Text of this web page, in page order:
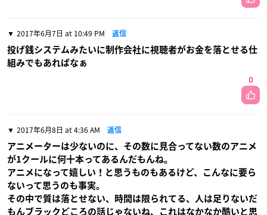
2017年6月7日 at 10:49 PM 返信
投げ銭システムみたいに制作会社に視聴者がお金を落とせる仕
組みでもあればなぁ
0
2017年6月8日 at 4:36 AM 返信
アニメーターは少ないのに、その数に見合ってない数のアニメ
が1クールに何十本ってあるんだもんね。
アニメになって嬉しい！と思うものもあるけど、こんなに要ら
ないって思うのも事実。
その中で質は落とせない、時間は限られてる、人は足りないだ
もんブラックどころの話じゃないね、これはなかなか酷いと思